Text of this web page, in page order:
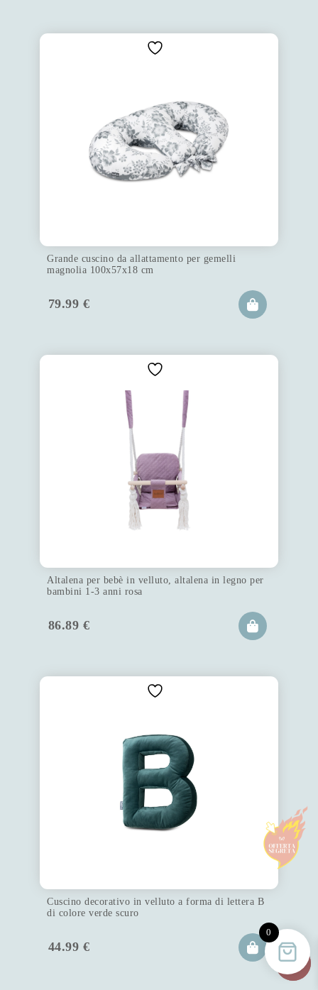
Grande cuscino da allattamento per gemelli
magnolia 100x57x18 cm
79.99 €
Altalena per bebè in velluto, altalena in legno per
bambini 1-3 anni rosa
86.89 €
Cuscino decorativo in velluto a forma di lettera B
di colore verde scuro
44.99 €
0